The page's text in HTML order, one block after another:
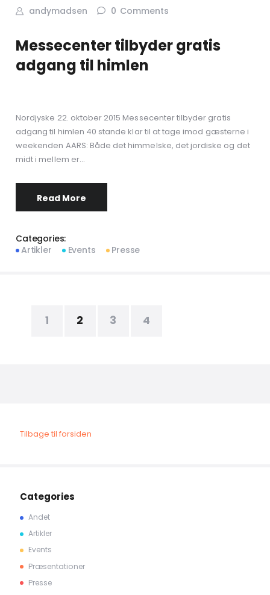
andymadsen 0 Comments
Messecenter tilbyder gratis
adgang til himlen
Nordjyske 22. oktober 2015 Messecenter tilbyder gratis
adgang til himlen 40 stande klar til at tage imod gæsterne i
weekenden AARS: Både det himmelske, det jordiske og det
midt i mellem er…
Read More
Categories:
Artikler
Events Presse
1 2 3 4
Tilbage til forsiden
Categories
Andet
Artikler
Events
Præsentationer
Presse